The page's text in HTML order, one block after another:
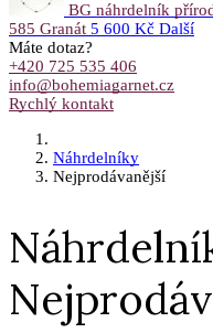
BG náhrdelník
585 Granát 5 600 Kč Další
Máte dotaz?
+420 725 535 406
info@bohemiagarnet.cz
Rychlý kontakt
Náhrdelníky
Nejprodávanější